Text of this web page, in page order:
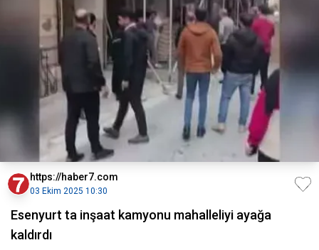
https://haber7.com
03 Ekim 2025 10:30
Esenyurt ta inşaat kamyonu mahalleliyi ayağa
kaldırdı